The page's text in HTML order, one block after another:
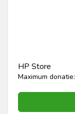
HP Store
Maximum donatie: